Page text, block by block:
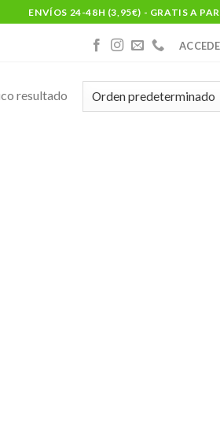
ENVÍOS 24-48H (3,95€) - GRATIS A
resultado